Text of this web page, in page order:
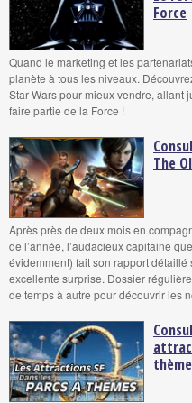
Force
Quand le marketing et les
planète à tous les niveaux.
Star Wars pour mieux vendre, allant
faire partie de la Force !
The
Après près de deux mois en
de l’année, l’audacieux capitaine
évidemment) fait son rapport
excellente surprise. Dossier
de temps à autre pour découvrir les